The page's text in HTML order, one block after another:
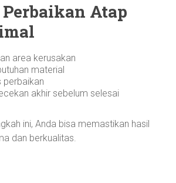
Atap
area kerusakan
material
perbaikan
akhir sebelum selesai
ini, Anda bisa memastikan hasil
dan berkualitas.